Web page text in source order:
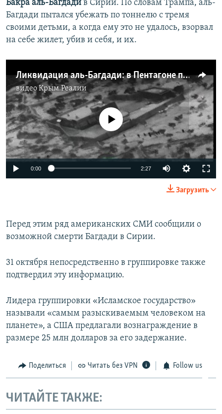
Бакра аль-Багдади в Сирии. По словам Трампа, аль-
Багдади пытался убежать по тоннелю с тремя
своими детьми, а когда ему это не удалось, взорвал
на себе жилет, убив и себя, и их.
Ликвидация аль-Багдади: в Пентагоне показали спецоперацию по уничтожению лидера «Исламского государства» (видео)
видеоКрым.Реалии
No media source currently available
0:00 2:27
Загрузить
Перед этим ряд американских СМИ сообщили о
возможной смерти Багдади в Сирии.
31 октября непосредственно в группировке также
подтвердил эту информацию.
Лидера группировки «Исламское государство»
называли «самым разыскиваемым человеком на
планете», а США предлагали вознаграждение в
размере 25 млн долларов за его задержание.
Поделиться Читать без VPN Follow us
ЧИТАЙТЕ ТАКЖЕ: